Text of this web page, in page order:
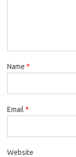
Name *
Email *
Website